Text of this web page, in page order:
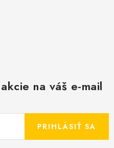
na váš e-mail
PRIHLÁSIŤ SA